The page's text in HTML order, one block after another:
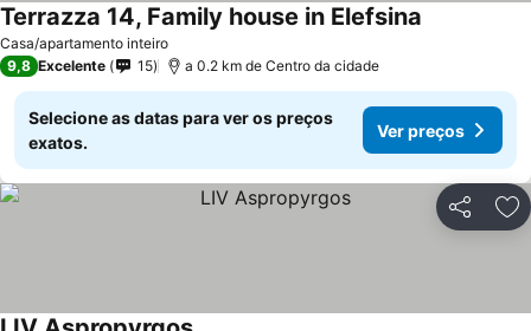
Casa/apartamento inteiro
Terrazza 14, Family house in Elefsina
9,8 Excelente 15 a 0.2 km de Centro da cidade
Selecione as datas para ver os preços
exatos.
Ver preços
Partilhar